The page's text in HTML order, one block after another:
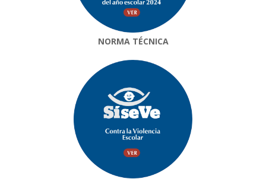
NORMA TÉCNICA